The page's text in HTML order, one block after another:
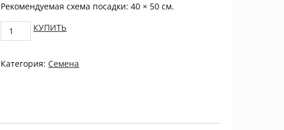
Рекомендуемая схема посадки: 40 × 50 см.
Procvetok
Томат
F1
КУПИТЬ
Категория: Семена